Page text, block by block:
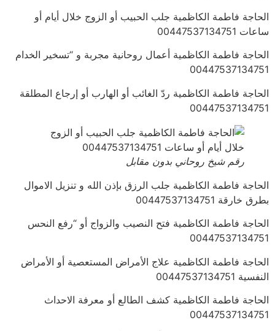
الحاجة فاطمة الكاظمية جلب الحبيب أو الزوج خلال أيام أو
ساعات 00447537134751
الحاجة فاطمة الكاظمية أعمال روحانية مجربة و “تسخير الخدام
00447537134751
الحاجة فاطمة الكاظمية ردّ الغائب أو الهارب أو إرجاع المطلقة
00447537134751
رقم شيخ روحاني بدون مقابل
الحاجة فاطمة الكاظمية جلب الرزق بإذن الله و تنزيل الاموال
بطرق خارقة 00447537134751
الحاجة فاطمة الكاظمية فتح النصيب والزواج أو “رفع النحس
00447537134751
الحاجة فاطمة الكاظمية علاج الأمراض المستعصية أو الأمراض
النفسية 00447537134751
الحاجة فاطمة الكاظمية كشف الطالع أو معرفة الاحداث
00447537134751